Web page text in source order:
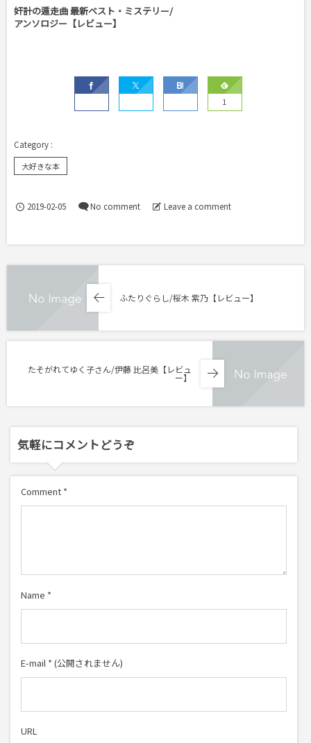
奸計の遁走曲 最新ベスト・ミステリー/
アンソロジー【レビュー】
1
大好きな本
2019-02-05 No comment Leave a comment
ふたりぐらし/桜木 紫乃【レビュー】
たそがれてゆく子さん/伊藤 比呂美【レビュ
ー】
気軽にコメントどうぞ
Comment *
Name *
E-mail * (公開されません)
URL